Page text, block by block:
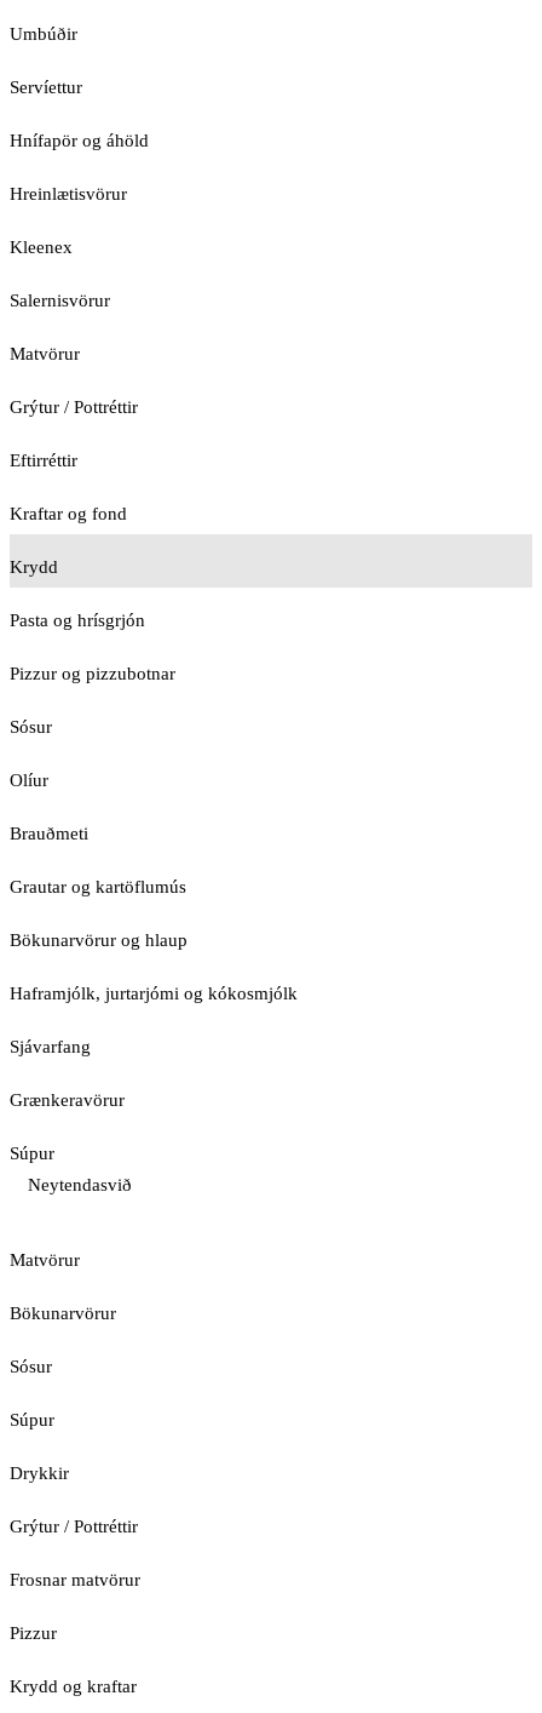
Umbúðir
Servíettur
Hnífapör og áhöld
Hreinlætisvörur
Kleenex
Salernisvörur
Matvörur
Grýtur / Pottréttir
Eftirréttir
Kraftar og fond
Krydd
Pasta og hrísgrjón
Pizzur og pizzubotnar
Sósur
Olíur
Brauðmeti
Grautar og kartöflumús
Bökunarvörur og hlaup
Haframjólk, jurtarjómi og kókosmjólk
Sjávarfang
Grænkeravörur
Súpur
Neytendasvið
Matvörur
Bökunarvörur
Sósur
Súpur
Drykkir
Grýtur / Pottréttir
Frosnar matvörur
Pizzur
Krydd og kraftar